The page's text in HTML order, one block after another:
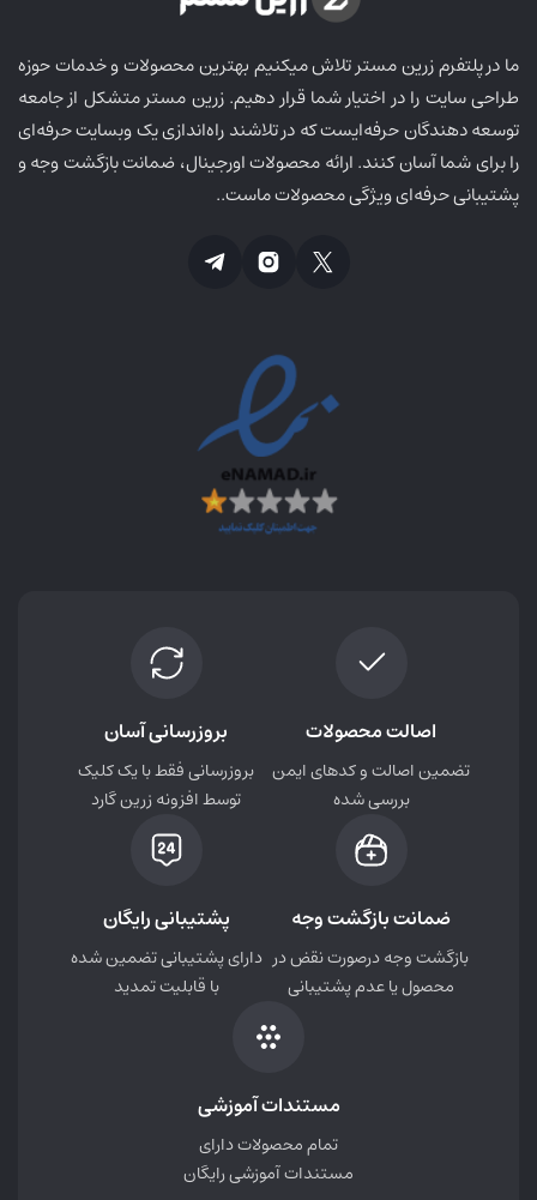
ما در پلتفرم زرین مستر تلاش میکنیم بهترین محصولات و خدمات حوزه
طراحی سایت را در اختیار شما قرار دهیم. زرین مستر متشکل از جامعه
توسعه دهندگان حرفه‌ایست که در تلاشند راه‌اندازی یک وبسایت حرفه‌ای
را برای شما آسان کنند. ارائه محصولات اورجینال، ضمانت بازگشت وجه و
پشتیبانی حرفه‌ای ویژگی محصولات ماست..
اصالت محصولات
تضمین اصالت و کدهای ایمن
بررسی شده
بروزرسانی آسان
بروزرسانی فقط با یک کلیک
توسط افزونه زرین گارد
ضمانت بازگشت وجه
بازگشت وجه درصورت نقض در
محصول یا عدم پشتیبانی
پشتیبانی رایگان
دارای پشتیبانی تضمین شده
با قابلیت تمدید
مستندات آموزشی
تمام محصولات دارای
مستندات آموزشی رایگان